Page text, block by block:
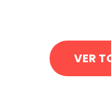
VER